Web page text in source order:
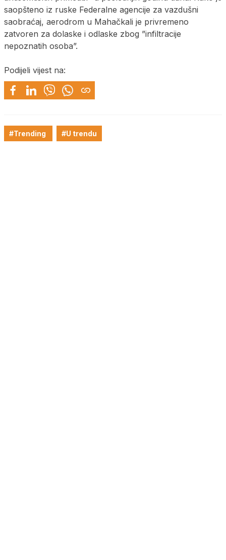
saopšteno iz ruske Federalne agencije za vazdušni
saobraćaj, aerodrom u Mahačkali je privremeno
zatvoren za dolaske i odlaske zbog ”infiltracije
nepoznatih osoba”.
Podijeli vijest na:
#Trending #U trendu